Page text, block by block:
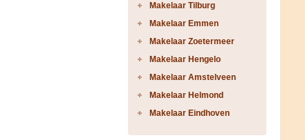
Makelaar Tilburg
Makelaar Emmen
Makelaar Zoetermeer
Makelaar Hengelo
Makelaar Amstelveen
Makelaar Helmond
Makelaar Eindhoven